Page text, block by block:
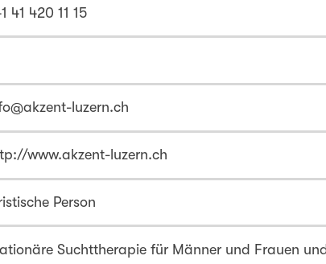
41 420 11 15
luzern.ch
www.akzent-luzern.ch
Person
Suchttherapie für Männer und Frauen